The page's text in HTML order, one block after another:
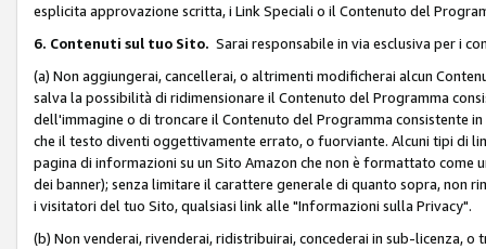
esplicita approvazione scritta, i Link Speciali o il Contenuto del
6. Contenuti sul tuo Sito. Sarai responsabile in via esclusiva per i
(a) Non aggiungerai, cancellerai, o altrimenti modificherai alcun
salva la possibilità di ridimensionare il Contenuto del Programma
dell'immagine o di troncare il Contenuto del Programma consistente
che il testo diventi oggettivamente errato, o fuorviante. Alcuni tipi di
pagina di informazioni su un Sito Amazon che non è formattato
dei banner); senza limitare il carattere generale di quanto sopra, non
i visitatori del tuo Sito, qualsiasi link alle "Informazioni sulla Privacy".
(b) Non venderai, rivenderai, ridistribuirai, concederai in sub-licenza,